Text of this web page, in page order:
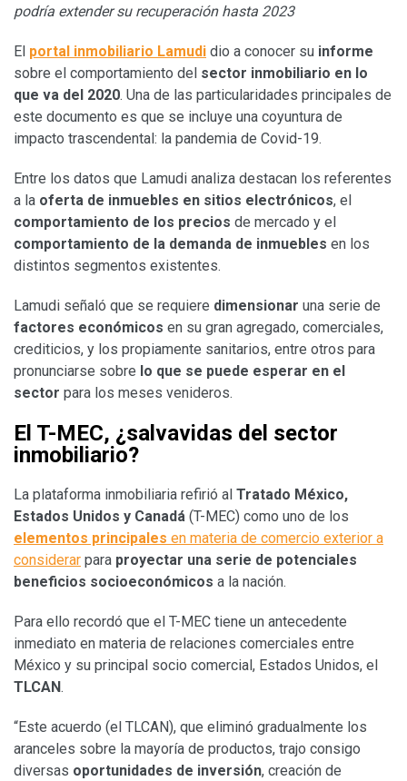
podría extender su recuperación hasta 2023
El portal inmobiliario Lamudi dio a conocer su informe
sobre el comportamiento del sector inmobiliario en lo
que va del 2020. Una de las particularidades principales de
este documento es que se incluye una coyuntura de
impacto trascendental: la pandemia de Covid-19.
Entre los datos que Lamudi analiza destacan los referentes
a la oferta de inmuebles en sitios electrónicos, el
comportamiento de los precios de mercado y el
comportamiento de la demanda de inmuebles en los
distintos segmentos existentes.
Lamudi señaló que se requiere dimensionar una serie de
factores económicos en su gran agregado, comerciales,
crediticios, y los propiamente sanitarios, entre otros para
pronunciarse sobre lo que se puede esperar en el
sector para los meses venideros.
El T-MEC, ¿salvavidas del sector
inmobiliario?
La plataforma inmobiliaria refirió al Tratado México,
Estados Unidos y Canadá (T-MEC) como uno de los
elementos principales en materia de comercio exterior a
considerar para proyectar una serie de potenciales
beneficios socioeconómicos a la nación.
Para ello recordó que el T-MEC tiene un antecedente
inmediato en materia de relaciones comerciales entre
México y su principal socio comercial, Estados Unidos, el
TLCAN.
“Este acuerdo (el TLCAN), que eliminó gradualmente los
aranceles sobre la mayoría de productos, trajo consigo
diversas oportunidades de inversión, creación de